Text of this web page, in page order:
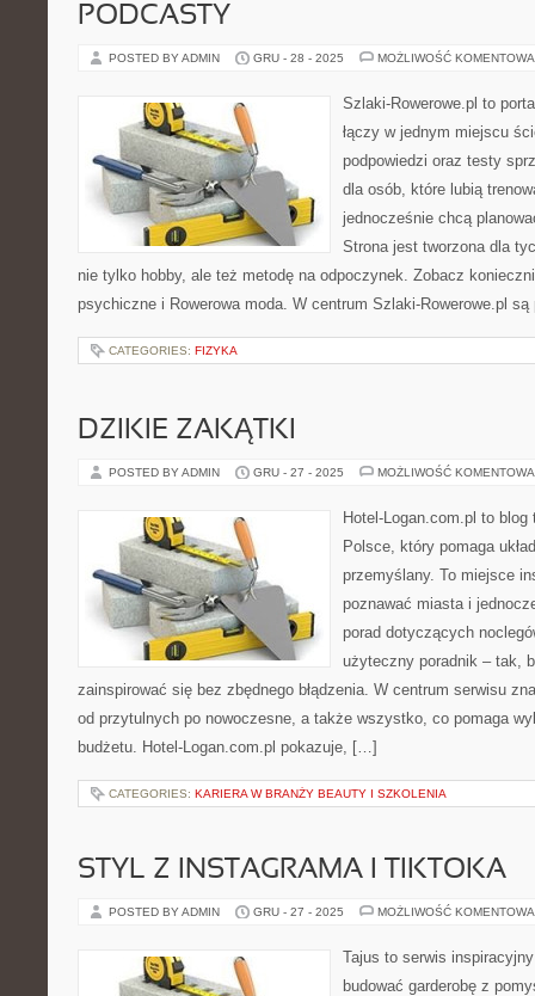
PODCASTY
POSTED BY ADMIN GRU - 28 - 2025 MOŻLIWOŚĆ
Szlaki-Rowerowe.pl to
łączy w jednym miejscu
podpowiedzi oraz testy
dla osób, które lubią
jednocześnie chcą
Strona jest tworzona dla
nie tylko hobby, ale też metodę na odpoczynek. Zobacz
psychiczne i Rowerowa moda. W centrum Szlaki-Rowerowe.pl
CATEGORIES: FIZYKA
DZIKIE ZAKĄTKI
POSTED BY ADMIN GRU - 27 - 2025 MOŻLIWOŚĆ
Hotel-Logan.com.pl to
Polsce, który pomaga
przemyślany. To miejsce
poznawać miasta i
porad dotyczących
użyteczny poradnik – tak,
zainspirować się bez zbędnego błądzenia. W centrum serwisu
od przytulnych po nowoczesne, a także wszystko, co pomaga
budżetu. Hotel-Logan.com.pl pokazuje, […]
CATEGORIES: KARIERA W BRANŻY BEAUTY I SZKOLENIA
STYL Z INSTAGRAMA I TIKTOKA
POSTED BY ADMIN GRU - 27 - 2025 MOŻLIWOŚĆ
Tajus to serwis
budować garderobę z